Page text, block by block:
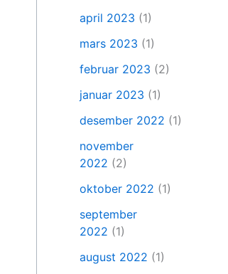
april 2023 (1)
mars 2023 (1)
februar 2023 (2)
januar 2023 (1)
desember 2022 (1)
november
2022 (2)
oktober 2022 (1)
september
2022 (1)
august 2022 (1)